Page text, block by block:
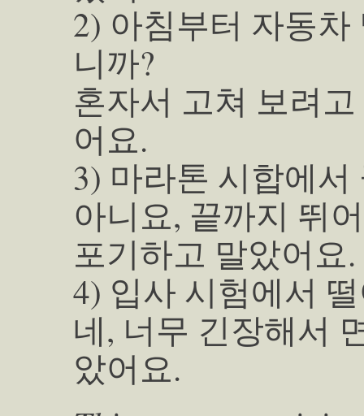
2) 아침부터 자동
니까?
혼자서 고쳐 보려
어요.
3) 마라톤 시합에
아니요, 끝까지 뛰
포기하고 말았어요.
4) 입사 시험에서
네, 너무 긴장해서
았어요.